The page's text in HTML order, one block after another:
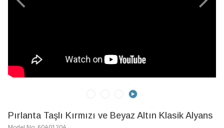
Pırlanta Taşlı Kırmızı ve Beyaz Altın Klasik Alyans